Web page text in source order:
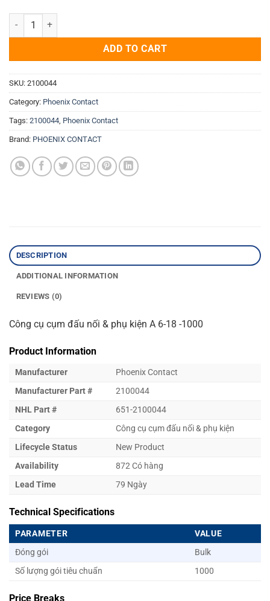
Công cụ cụm đấu nối & phụ kiện A 6-18 -1000 quantity
ADD TO CART
SKU: 2100044
Category: Phoenix Contact
Tags: 2100044 Phoenix Contact
Brand: PHOENIX CONTACT
DESCRIPTION
ADDITIONAL INFORMATION
REVIEWS (0)
Công cụ cụm đấu nối & phụ kiện A 6-18 -1000
Product Information
Manufacturer
Phoenix Contact
Manufacturer Part #
2100044
NHL Part #
651-2100044
Category
Công cụ cụm đấu nối & phụ kiện
Lifecycle Status
New Product
Availability
872 Có hàng
Lead Time
79 Ngày
Technical Specifications
PARAMETER
VALUE
Đóng gói
Bulk
Số lượng gói tiêu chuẩn
1000
Price Breaks